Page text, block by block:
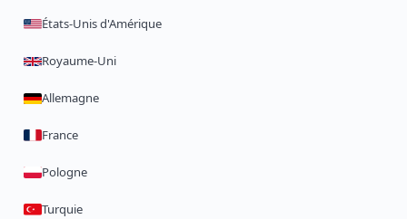
États-Unis d'Amérique
Royaume-Uni
Allemagne
France
Pologne
Turquie